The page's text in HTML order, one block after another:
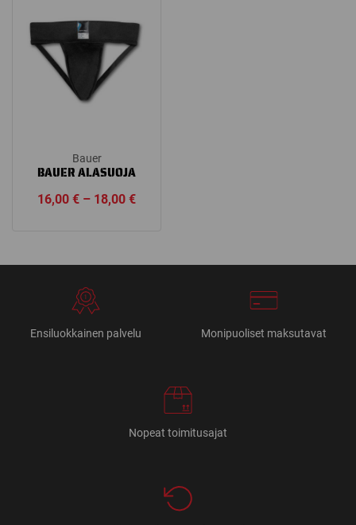
Bauer
BAUER ALASUOJA
16,00€ – 18,00€Price
Ensiluokkainen palvelu Monipuoliset maksutavat
Nopeat toimitusajat